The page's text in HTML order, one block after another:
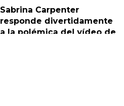
Sabrina Carpenter
responde divertidamente
a la polémica del vídeo de